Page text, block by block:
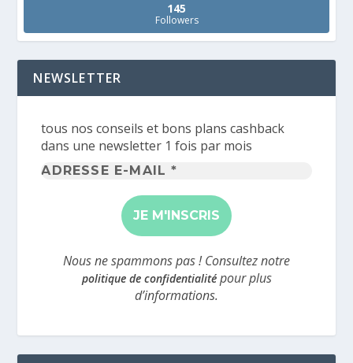
145
Followers
NEWSLETTER
tous nos conseils et bons plans cashback
dans une newsletter 1 fois par mois
Adresse
mail
*
Nous ne spammons pas ! Consultez notre
politique de confidentialitépour plus
d’informations.